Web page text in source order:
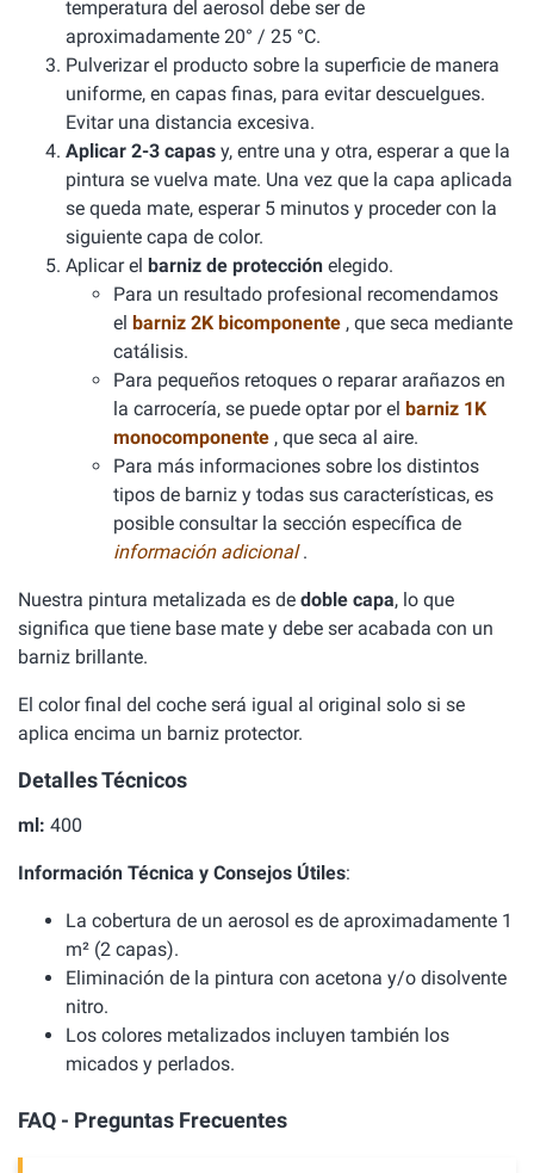
temperatura del aerosol debe ser de
aproximadamente 20° / 25 °C.
Pulverizar el producto sobre la superficie de manera
uniforme, en capas finas, para evitar descuelgues.
Evitar una distancia excesiva.
Aplicar 2-3 capas y, entre una y otra, esperar a que la
pintura se vuelva mate. Una vez que la capa aplicada
se queda mate, esperar 5 minutos y proceder con la
siguiente capa de color.
Aplicar el barniz de protección elegido.
Para un resultado profesional recomendamos
el barniz 2K bicomponente , que seca mediante
catálisis.
Para pequeños retoques o reparar arañazos en
la carrocería, se puede optar por el barniz 1K
monocomponente , que seca al aire.
Para más informaciones sobre los distintos
tipos de barniz y todas sus características, es
posible consultar la sección específica de
información adicional.
Nuestra pintura metalizada es de doble capa, lo que
significa que tiene base mate y debe ser acabada con un
barniz brillante.
El color final del coche será igual al original solo si se
aplica encima un barniz protector.
Detalles Técnicos
ml: 400
Información Técnica y Consejos Útiles:
La cobertura de un aerosol es de aproximadamente 1
m² (2 capas).
Eliminación de la pintura con acetona y/o disolvente
nitro.
Los colores metalizados incluyen también los
micados y perlados.
FAQ - Preguntas Frecuentes